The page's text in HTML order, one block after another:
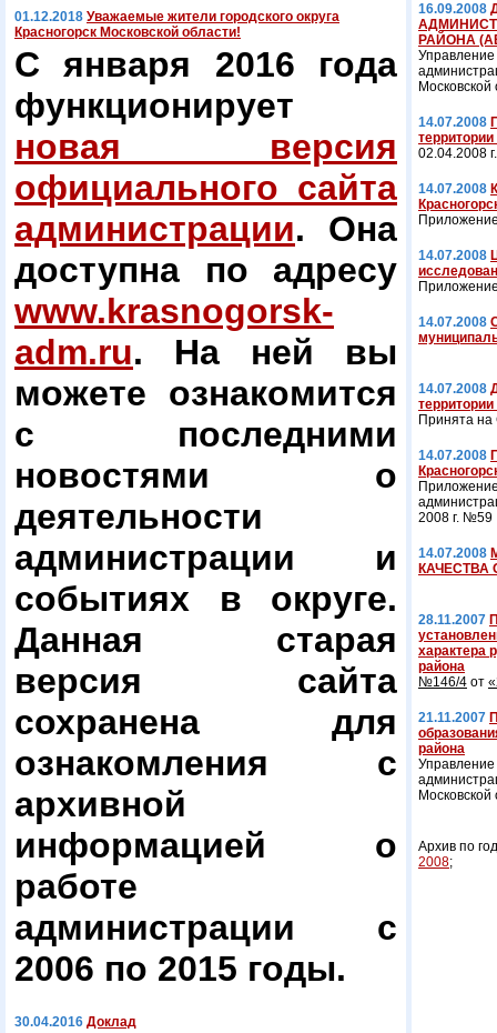
01.12.2018 Уважаемые жители городского округа
Красногорск Московской области!
С января 2016 года
функционирует
новая версия
официального сайта
администрации. Она
доступна по адресу
www.krasnogorsk-
adm.ru. На ней вы
можете ознакомится
с последними
новостями о
деятельности
администрации и
событиях в округе.
Данная старая
версия сайта
сохранена для
ознакомления с
архивной
информацией о
работе
администрации с
2006 по 2015 годы.
30.04.2016 Доклад
16.09.2008
РАЙОНА
Московской
14.07.2008
02.04.2008
14.07.2008
14.07.2008
14.07.2008
14.07.2008
Принята на
14.07.2008
2008 г. №59
14.07.2008
28.11.2007
характера
района
№146/4 от
21.11.2007
района
Московской
Архив по
2008;